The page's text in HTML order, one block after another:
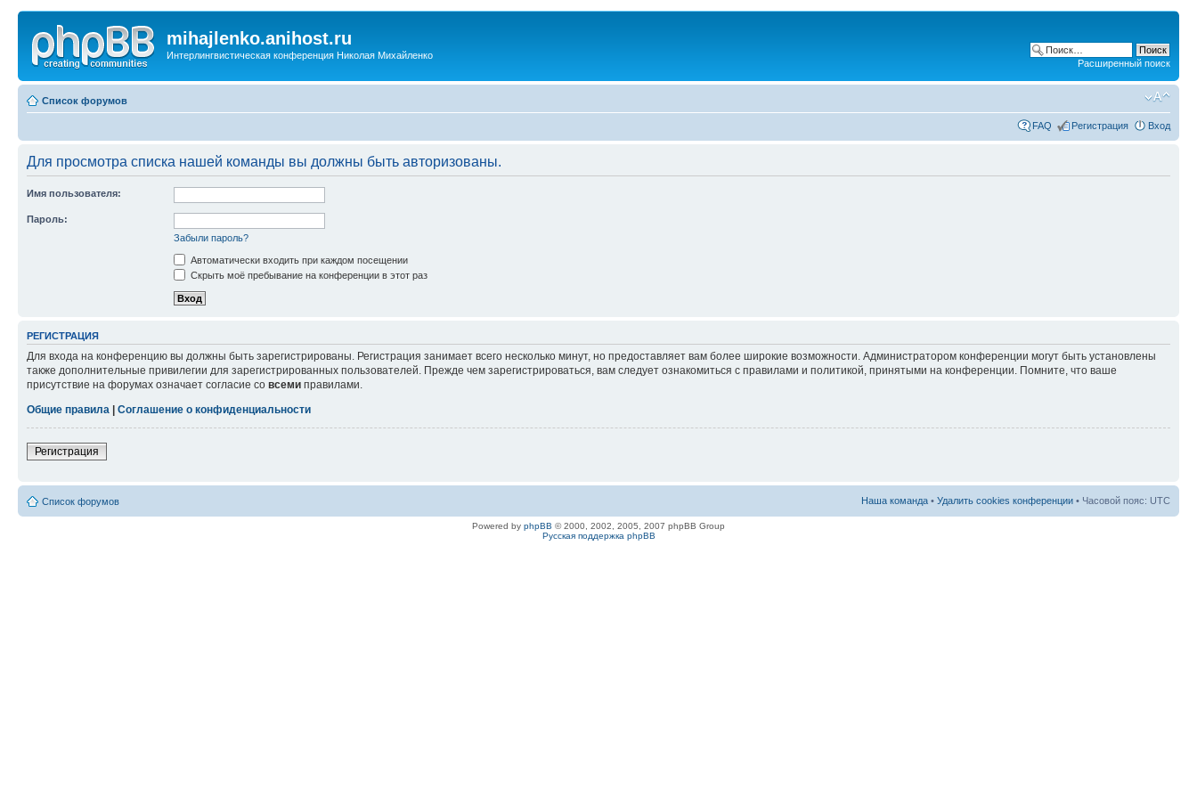
mihajlenko.anihost.ru
Интерлингвистическая конференция Николая Михайленко
Расширенный поиск
Список форумов
FAQ Регистрация Вход
Для просмотра списка нашей команды вы должны быть авторизованы.
Имя пользователя:
Пароль:
Забыли пароль?
Автоматически входить при каждом посещении
Скрыть моё пребывание на конференции в этот раз
РЕГИСТРАЦИЯ
Для входа на конференцию вы должны быть зарегистрированы. Регистрация занимает всего несколько минут, но предоставляет вам более широкие возможности. Администратором конференции могут быть установлены
также дополнительные привилегии для зарегистрированных пользователей. Прежде чем зарегистрироваться, вам следует ознакомиться с правилами и политикой, принятыми на конференции. Помните, что ваше
присутствие на форумах означает согласие со всеми правилами.
Общие правила
Соглашение о конфиденциальности
Регистрация
Список форумов Наша команда • Удалить cookies конференции • Часовой пояс: UTC
Powered by phpBB © 2000, 2002, 2005, 2007 phpBB Group
Русская поддержка phpBB